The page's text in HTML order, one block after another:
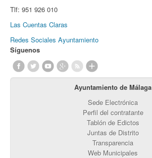
Tlf: 951 926 010
Las Cuentas Claras
Redes Sociales Ayuntamiento
Síguenos
Ayuntamiento de Málaga
Sede Electrónica
Perfil del contratante
Tablón de Edictos
Juntas de Distrito
Transparencia
Web Municipales